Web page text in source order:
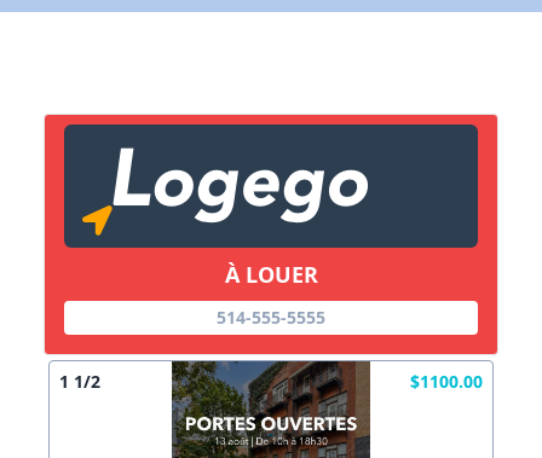
À LOUER
514-555-5555
1 1/2 $1100.00
Copier lien
X Fermer Envoyez